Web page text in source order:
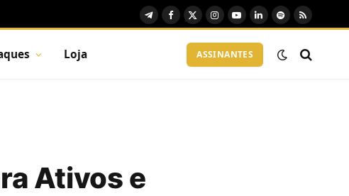
TelegramFacebook
X
Instagram
YouTubeLinkedIn
Spotify
RSS
Loja ASSINANTES
Ativos e